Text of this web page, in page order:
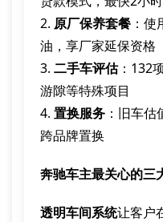
2. 原厂保养套餐 ：
油，享厂家延保资格
3. 二手车评估：132
游隙等特殊项目
4. 置换服务 ：旧车
跨品牌置换
奔驰车主最关心的三
透明车间系统让客户